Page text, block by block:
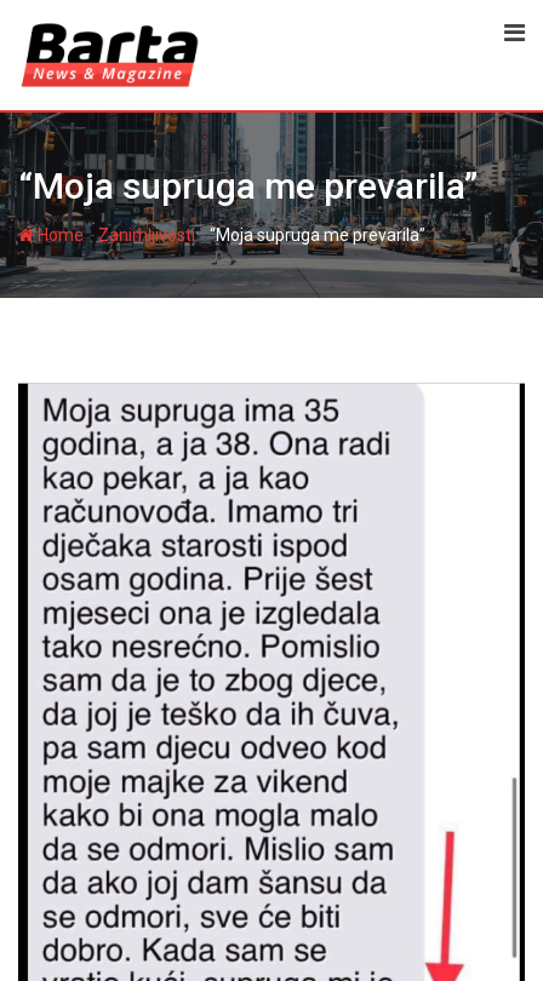
content
“Moja supruga me prevarila”
Home-Zanimljivosti-“Moja supruga me prevarila”